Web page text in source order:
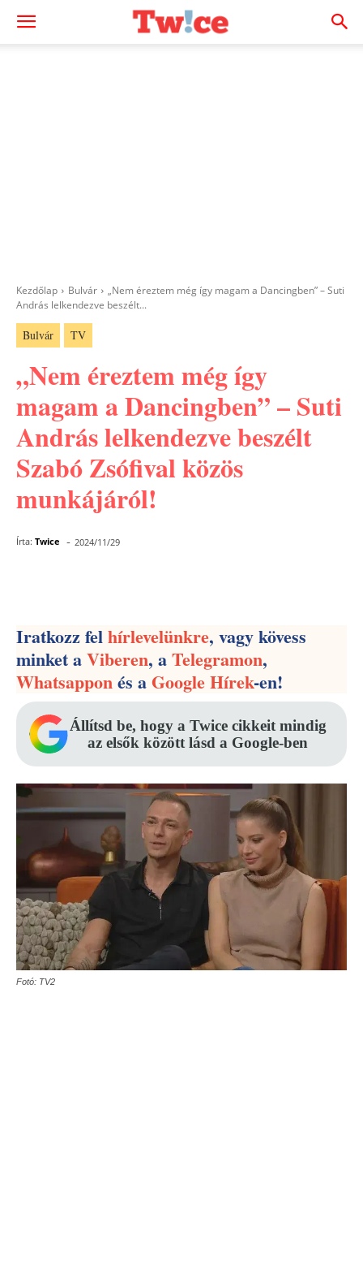
Kezdőlap Bulvár
„Nem éreztem még így magam a Dancingben” – Suti
András lelkendezve beszélt...
Bulvár TV
„Nem éreztem még így
magam a Dancingben” – Suti
András lelkendezve beszélt
Szabó Zsófival közös
munkájáról!
Írta: Twice - 2024/11/29
Iratkozz felhírlevelünkre, vagy kövess
minket aViberen, aTelegramon,
Whatsapponés aGoogle Hírek-en!
Állítsd be, hogy a Twice cikkeit mindig
az elsők között lásd a Google-ben
Fotó: TV2